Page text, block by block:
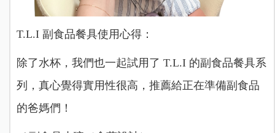
T.L.I 副食品餐具使用心得：
除了水杯，我們也一起試用了 T.L.I 的副食品餐具系
列，真心覺得實用性很高，推薦給正在準備副食品
的爸媽們！